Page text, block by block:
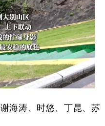
涛、时悠、丁昆、苏